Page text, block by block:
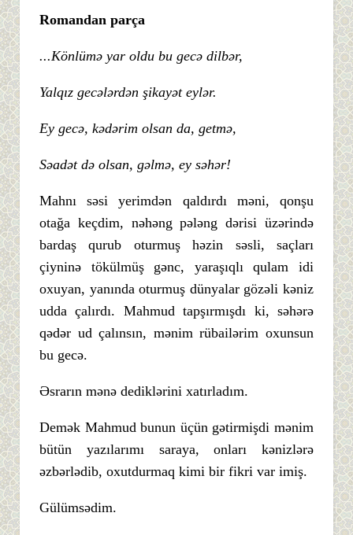
Romandan parça
...Könlümə yar oldu bu gecə dilbər,
Yalqız gecələrdən şikayət eylər.
Ey gecə, kədərim olsan da, getmə,
Səadət də olsan, gəlmə, ey səhər!
Mahnı səsi yerimdən qaldırdı məni, qonşu
otağa keçdim, nəhəng pələng dərisi üzərində
bardaş qurub oturmuş həzin səsli, saçları
çiyninə tökülmüş gənc, yaraşıqlı qulam idi
oxuyan, yanında oturmuş dünyalar gözəli kəniz
udda çalırdı. Mahmud tapşırmışdı ki, səhərə
qədər ud çalınsın, mənim rübailərim oxunsun
bu gecə.
Əsrarın mənə dediklərini xatırladım.
Demək Mahmud bunun üçün gətirmişdi mənim
bütün yazılarımı saraya, onları kənizlərə
əzbərlədib, oxutdurmaq kimi bir fikri var imiş.
Gülümsədim.